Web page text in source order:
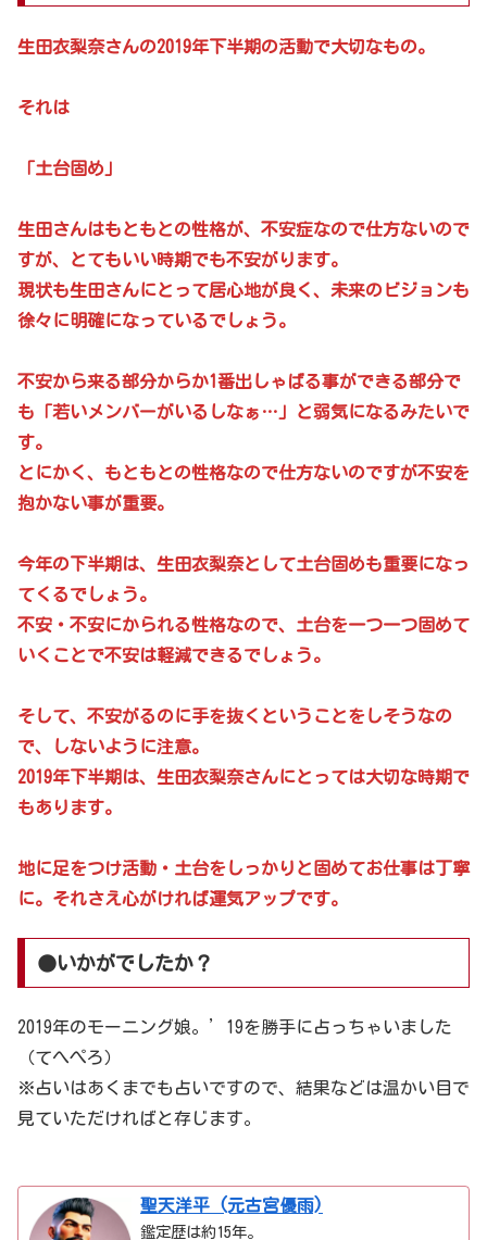
生田衣梨奈さんの2019年下半期の活動で大切なもの。
それは
「土台固め」
生田さんはもともとの性格が、不安症なので仕方ないので
すが、とてもいい時期でも不安がります。
現状も生田さんにとって居心地が良く、未来のビジョンも
徐々に明確になっているでしょう。
不安から来る部分からか1番出しゃばる事ができる部分で
も「若いメンバーがいるしなぁ…」と弱気になるみたいで
す。
とにかく、もともとの性格なので仕方ないのですが不安を
抱かない事が重要。
今年の下半期は、生田衣梨奈として土台固めも重要になっ
てくるでしょう。
不安・不安にかられる性格なので、土台を一つ一つ固めて
いくことで不安は軽減できるでしょう。
そして、不安がるのに手を抜くということをしそうなの
で、しないように注意。
2019年下半期は、生田衣梨奈さんにとっては大切な時期で
もあります。
地に足をつけ活動・土台をしっかりと固めてお仕事は丁寧
に。それさえ心がければ運気アップです。
●いかがでしたか？
2019年のモーニング娘。’19を勝手に占っちゃいました
（てへぺろ）
※占いはあくまでも占いですので、結果などは温かい目で
見ていただければと存じます。
聖天洋平 (元古宮優雨)
鑑定歴は約15年。